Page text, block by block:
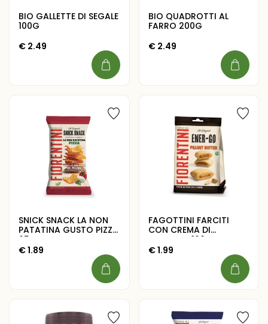
BIO GALLETTE DI SEGALE
100G
€ 2.49
BIO QUADROTTI AL
FARRO 200G
€2.49
SNICK SNACK LA NON
PATATINA GUSTO PIZZA
65G
€1.89
FAGOTTINI FARCITI
CON CREMA DI
ARACHIDI 100G
€1.99